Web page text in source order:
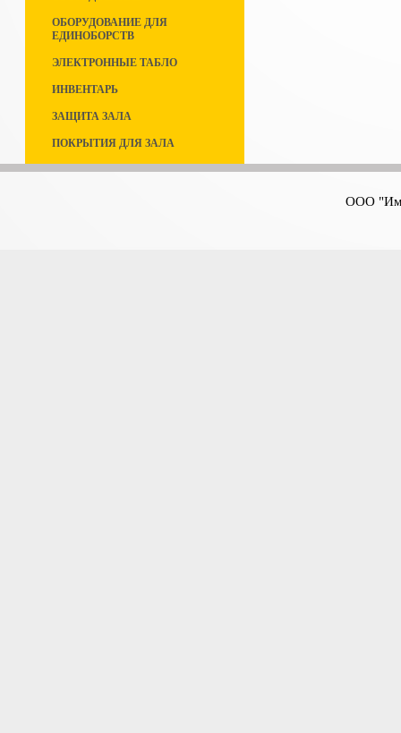
ОБОРУДОВАНИЕ ДЛЯ
ЕДИНОБОРСТВ
ЭЛЕКТРОННЫЕ ТАБЛО
ИНВЕНТАРЬ
ЗАЩИТА ЗАЛА
ПОКРЫТИЯ ДЛЯ ЗАЛА
ООО